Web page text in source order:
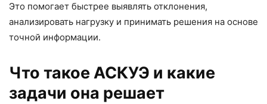
Это помогает быстрее выявлять отклонения,
анализировать нагрузку и принимать решения на основе
точной информации.
Что такое АСКУЭ и какие
задачи она решает